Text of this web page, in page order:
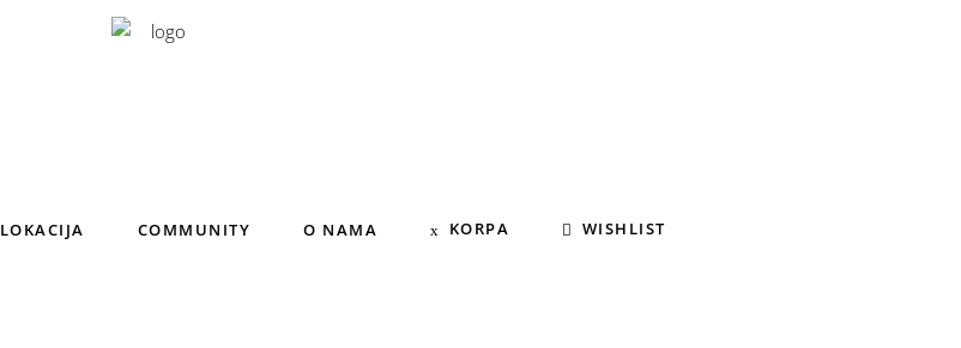
LOKACIJA COMMUNITY O NAMA KORPA WISHLIST